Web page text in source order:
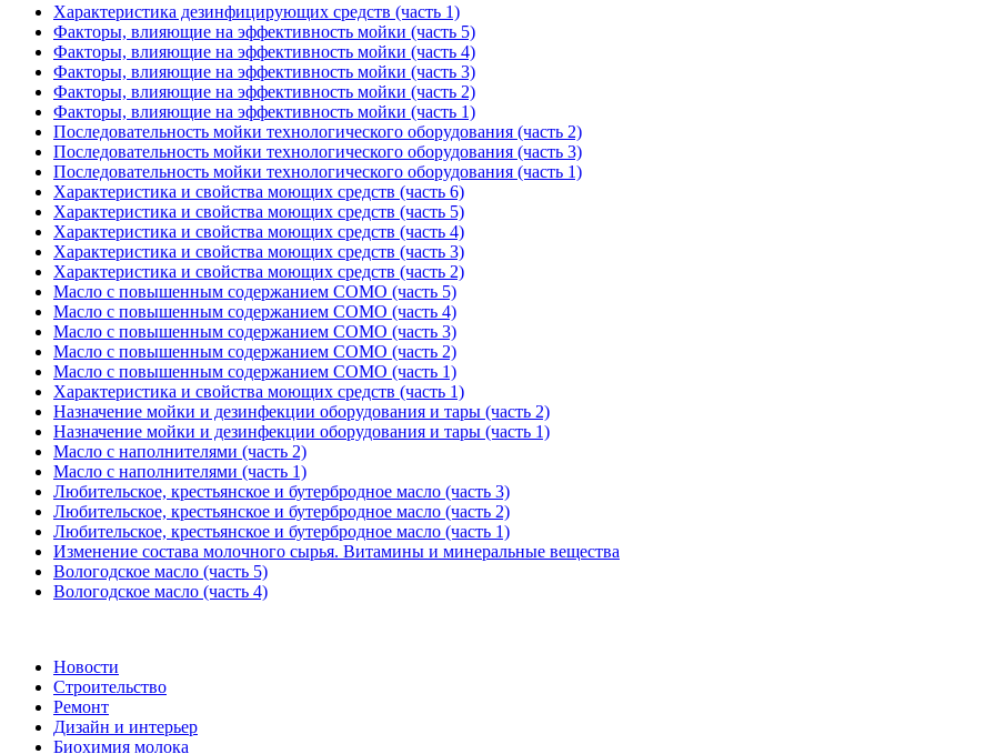
Характеристика дезинфицирующих средств (часть 1)
Факторы, влияющие на эффективность мойки (часть 5)
Факторы, влияющие на эффективность мойки (часть 4)
Факторы, влияющие на эффективность мойки (часть 3)
Факторы, влияющие на эффективность мойки (часть 2)
Факторы, влияющие на эффективность мойки (часть 1)
Последовательность мойки технологического оборудования (часть 2)
Последовательность мойки технологического оборудования (часть 3)
Последовательность мойки технологического оборудования (часть 1)
Характеристика и свойства моющих средств (часть 6)
Характеристика и свойства моющих средств (часть 5)
Характеристика и свойства моющих средств (часть 4)
Характеристика и свойства моющих средств (часть 3)
Характеристика и свойства моющих средств (часть 2)
Масло с повышенным содержанием СОМО (часть 5)
Масло с повышенным содержанием СОМО (часть 4)
Масло с повышенным содержанием СОМО (часть 3)
Масло с повышенным содержанием СОМО (часть 2)
Масло с повышенным содержанием СОМО (часть 1)
Характеристика и свойства моющих средств (часть 1)
Назначение мойки и дезинфекции оборудования и тары (часть 2)
Назначение мойки и дезинфекции оборудования и тары (часть 1)
Масло с наполнителями (часть 2)
Масло с наполнителями (часть 1)
Любительское, крестьянское и бутербродное масло (часть 3)
Любительское, крестьянское и бутербродное масло (часть 2)
Любительское, крестьянское и бутербродное масло (часть 1)
Изменение состава молочного сырья. Витамины и минеральные вещества
Вологодское масло (часть 5)
Вологодское масло (часть 4)
Новости
Строительство
Ремонт
Дизайн и интерьер
Биохимия молока